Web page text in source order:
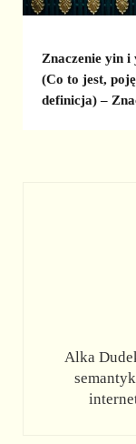
Znaczenie yin i
(Co to jest,
definicja) –
Alka